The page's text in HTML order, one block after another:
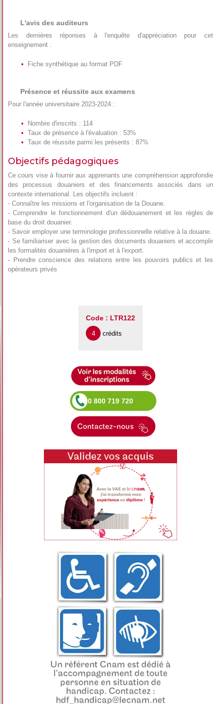
L'avis des auditeurs
Les dernières réponses à l'enquête d'appréciation pour cet
enseignement :
Fiche synthétique au format PDF
Présence et réussite aux examens
Pour l'année universitaire 2023-2024 :
Nombre d'inscrits : 114
Taux de présence à l'évaluation : 53%
Taux de réussite parmi les présents : 87%
Objectifs pédagogiques
Ce cours vise à fournir aux apprenants une compréhension approfondie
des processus douaniers et des financements associés dans un
contexte international. Les objectifs incluent :
- Connaître les missions et l'organisation de la Douane.
- Comprendre le fonctionnement d'un dédouanement et les règles de
base du droit douanier.
- Savoir employer une terminologie professionnelle relative à la douane.
- Se familiariser avec la gestion des documents douaniers et accomplir
les formalités douanières à l'import et à l'export.
- Prendre conscience des relations entre les pouvoirs publics et les
opérateurs privés
Code : LTR122
4 crédits
0 800 719 720